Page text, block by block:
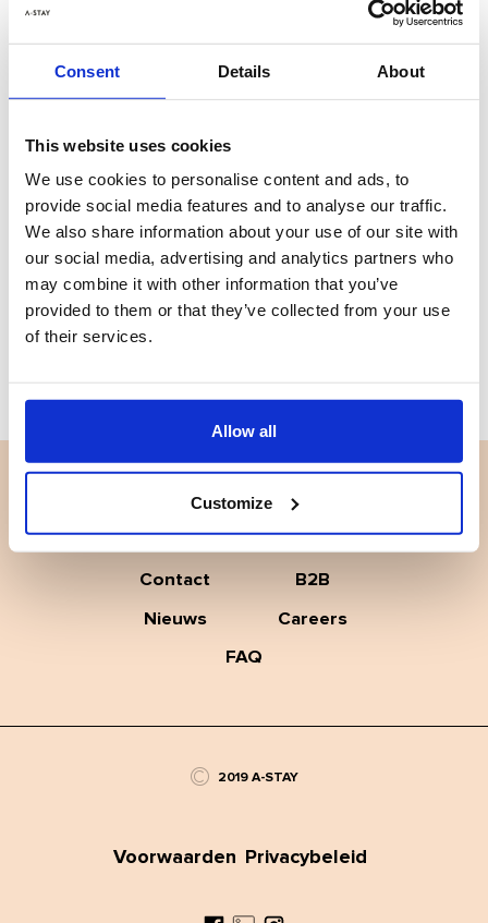
Consent Details About
This website uses cookies
We use cookies to personalise content and ads, to
provide social media features and to analyse our traffic.
We also share information about your use of our site with
our social media, advertising and analytics partners who
may combine it with other information that you’ve
provided to them or that they’ve collected from your use
of their services.
Allow all
Customize
Hoe laat kan ik in- of uitchecken?
Hoe betaal ik voor mijn verblijf?
Hoeveel is toeristenbelasting?
heb?
Is het ontbijt inbegrepen tijdens mijn verblijf?
Wanneer en waar wordt het ontbijt geserveerd?
Hebben jullie een restaurant?
Hebben jullie een bar?
Welke andere faciliteiten hebben jullie?
Is er een internetverbinding?
Hebben jullie een vergaderruimte?
Hebben jullie een fitnesscentrum?
Wat moet ik doen als ik hulp nodig heb bij mijn factuur?
Waar vind ik uw algemene voorwaardenbeleid?
Contact
B2B
Nieuws
Careers
FAQ
© 2019 A-STAY
Voorwaarden Privacybeleid